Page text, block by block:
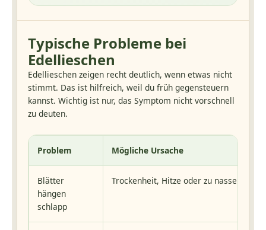
Typische Probleme bei
Edellieschen
Edellieschen zeigen recht deutlich, wenn etwas nicht
stimmt. Das ist hilfreich, weil du früh gegensteuern
kannst. Wichtig ist nur, das Symptom nicht vorschnell
zu deuten.
Problem Mögliche Ursache
Blätter
hängen
schlapp
Trockenheit, Hitze oder zu nasse Erde